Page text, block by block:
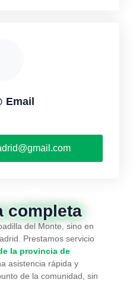
Email
completa
del Monte, sino en
Prestamos servicio
la provincia de
asistencia rápida y
de la comunidad, sin